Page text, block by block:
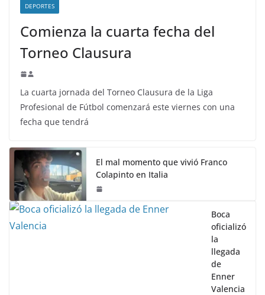
DEPORTES
Comienza la cuarta fecha del
Torneo Clausura
La cuarta jornada del Torneo Clausura de la Liga
Profesional de Fútbol comenzará este viernes con una
fecha que tendrá
El mal momento que vivió Franco
Colapinto en Italia
Boca
oficializó
la
llegada
de
Enner
Valencia